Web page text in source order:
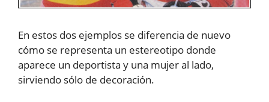
En estos dos ejemplos se diferencia de nuevo
cómo se representa un estereotipo donde
aparece un deportista y una mujer al lado,
sirviendo sólo de decoración.